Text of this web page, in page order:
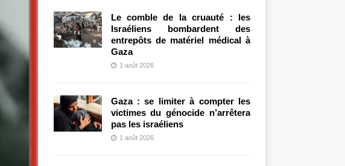
Le comble de la cruauté : les
Israéliens bombardent des
entrepôts de matériel médical à
Gaza
1 août 2026
Gaza : se limiter à compter les
victimes du génocide n’arrêtera
pas les israéliens
1 août 2026